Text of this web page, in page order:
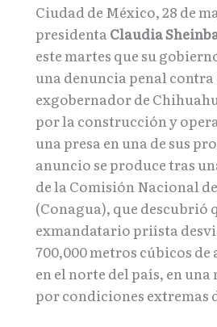
Ciudad de México, 28 de
presidenta Claudia
este martes que su
una denuncia penal contra
exgobernador de
por la construcción y
una presa en una de sus
anuncio se produce tras
de la Comisión Nacional
(Conagua), que descubrió
exmandatario priísta
700,000 metros cúbicos de
en el norte del país, en
por condiciones extremas